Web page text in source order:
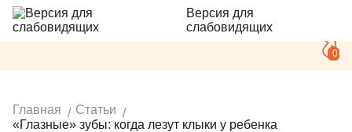
Версия для
слабовидящих
0
Главная
Статьи
«Глазные» зубы: когда лезут клыки у ребенка